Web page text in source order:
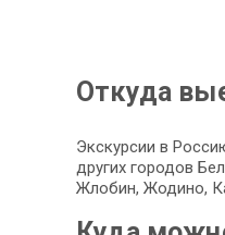
Откуда
Экскурсии в
других городов
Жлобин, Жодино,